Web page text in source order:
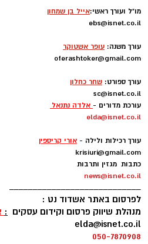
מו"ל ועורך ראשי:אייל בן שמחון
ebs@isnet.co.il
עורך משנה: עופר אשטוקר
oferashtoker@gmail.com
עורך ספורט: שחר כחלון
sc@isnet.co.il
עורכת מדורים - אלדה נתנאל
elda@isnet.co.il
עורך רכילות ולילה - אורי קריספין
krisiuri@gmail.com
כתבות מגזין ותרבות
news@isnet.co.il
לפרסום באתר אשדוד נט :
מנהלת שיווק פרסום וקידום עסקים :
elda@isnet.co.il
050-7870908